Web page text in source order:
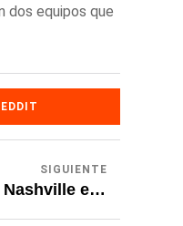
dos equipos que
SIGUIENTE
Los Tigres entierran el sueño del Nashville en la Concacaf y se instalaron en la gran final